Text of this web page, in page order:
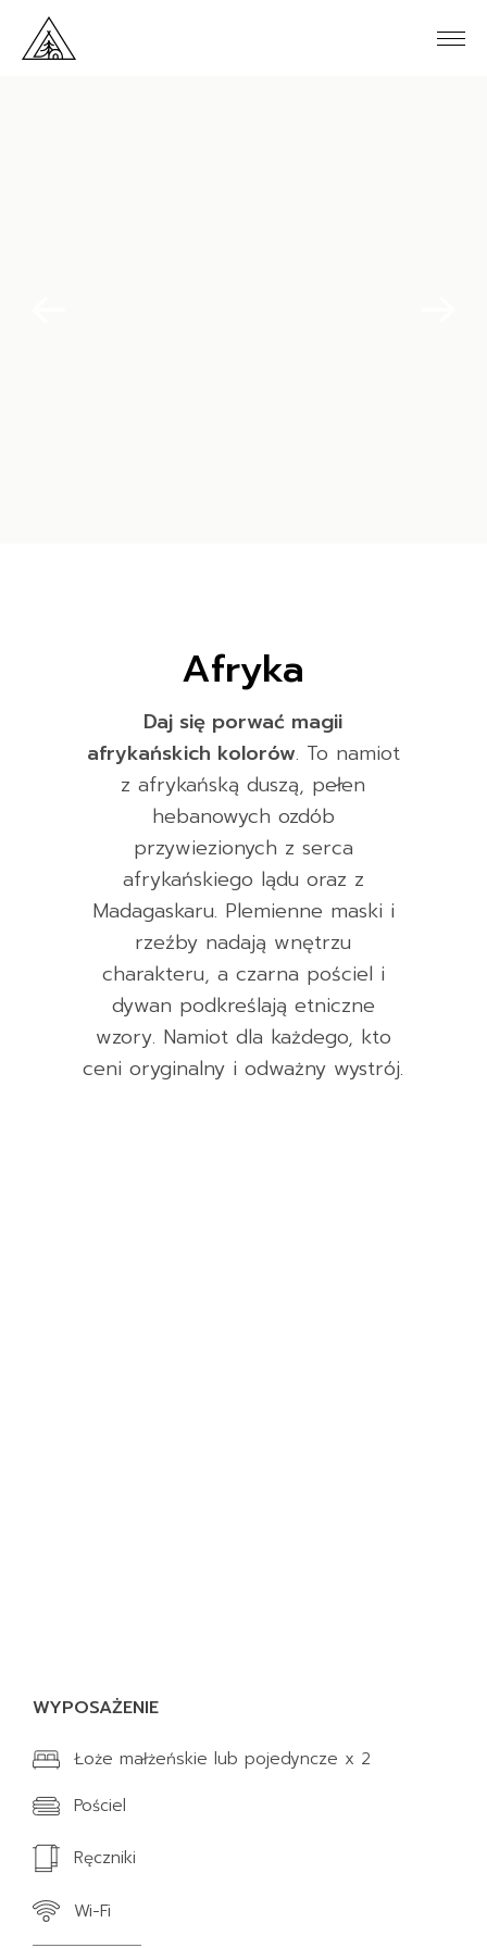
Afryka
Daj się porwać magii
afrykańskich kolorów. To namiot
z afrykańską duszą, pełen
hebanowych ozdób
przywiezionych z serca
afrykańskiego lądu oraz z
Madagaskaru. Plemienne maski i
rzeźby nadają wnętrzu
charakteru, a czarna pościel i
dywan podkreślają etniczne
wzory. Namiot dla każdego, kto
ceni oryginalny i odważny wystrój.
WYPOSAŻENIE
Łoże małżeńskie lub pojedyncze x 2
Pościel
Ręczniki
Wi-Fi